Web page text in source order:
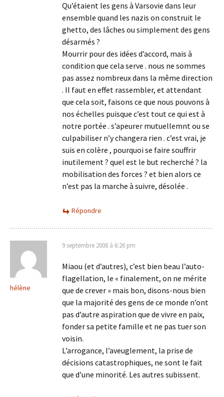
Qu’étaient les gens à Varsovie dans leur
ensemble quand les nazis on construit le
ghetto, des lâches ou simplement des gens
désarmés ?
Mourrir pour des idées d’accord, mais à
condition que cela serve . nous ne sommes
pas assez nombreux dans la même direction
. Il faut en effet rassembler, et attendant
que cela soit, faisons ce que nous pouvons à
nos échelles puisque c’est tout ce qui est à
notre portée . s’apeurer mutuellemnt ou se
culpabiliser n’y changera rien . c’est vrai, je
suis en colère , pourquoi se faire souffrir
inutilement ? quel est le but recherché ? la
mobilisation des forces ? et bien alors ce
n’est pas la marche à suivre, désolée .
Répondre
hélène
9 septembre 2008 à 6:26 pm
Miaou (et d’autres), c’est bien beau l’auto-
flagellation, le « finalement, on ne mérite
que de crever » mais bon, disons-nous bien
que la majorité des gens de ce monde n’ont
pas d’autre aspiration que de vivre en paix,
fonder sa petite famille et ne pas tuer son
voisin.
L’arrogance, l’aveuglement, la prise de
décisions catastrophiques, ne sont le fait
que d’une minorité. Les autres subissent.